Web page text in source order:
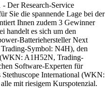
Der Research-Service
Sie die spannende Lage bei der
Ihnen zudem 3 Gewinner
handelt es sich um den
Batteriehersteller Next
Symbol: N4H), den
A1H52N, Trading-
Software-Experten für
Stethuscope International (WKN:
mit riesigem Kurspotenzial.